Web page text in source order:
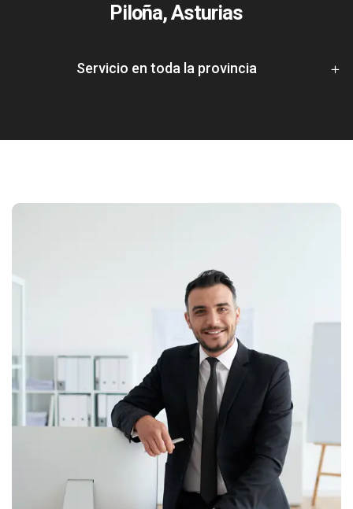
Piloña, Asturias
Servicio en toda la provincia